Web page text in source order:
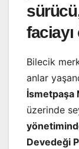
Bilecik
anlar
İsmetpaşa
üzerinde
Devedeği